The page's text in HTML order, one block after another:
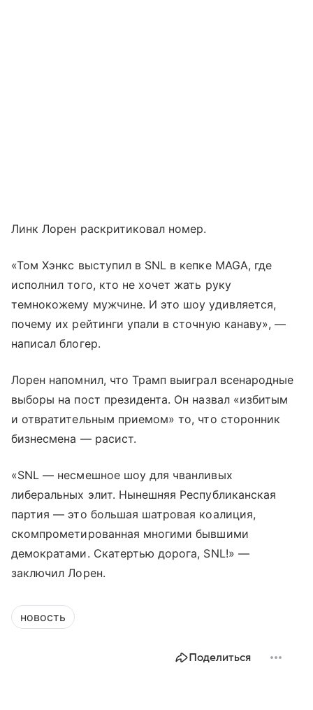
Линк Лорен раскритиковал номер.
«Том Хэнкс выступил в SNL в кепке MAGA, где
исполнил того, кто не хочет жать руку
темнокожему мужчине. И это шоу удивляется,
почему их рейтинги упали в сточную канаву», —
написал блогер.
Лорен напомнил, что Трамп выиграл всенародные
выборы на пост президента. Он назвал «избитым
и отвратительным приемом» то, что сторонник
бизнесмена — расист.
«SNL — несмешное шоу для чванливых
либеральных элит. Нынешняя Республиканская
партия — это большая шатровая коалиция,
скомпрометированная многими бывшими
демократами. Скатертью дорога, SNL!» —
заключил Лорен.
новость
Поделиться